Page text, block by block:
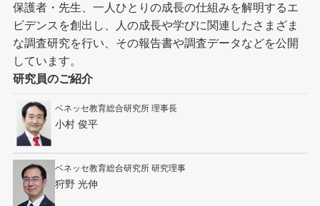
保護者・先生、一人ひとりの成長の仕組みを解明するエ
ビデンスを創出し、人の成長や学びに関連したさまざま
な調査研究を行い、その報告書や調査データなどを公開
しています。
研究員のご紹介
ベネッセ教育総合研究所 理事長
小村 俊平
ベネッセ教育総合研究所 研究理事
狩野 光伸